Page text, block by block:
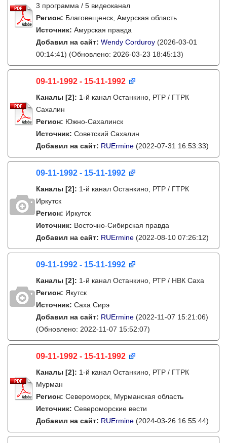
3 программа / 5 видеоканал
Регион: Благовещенск, Амурская область
Источник: Амурская правда
Добавил на сайт: Wendy Corduroy (2026-03-01
00:14:41) (Обновлено: 2026-03-23 18:45:13)
09-11-1992 - 15-11-1992
Каналы [2]: 1-й канал Останкино, РТР / ГТРК
Сахалин
Регион: Южно-Сахалинск
Источник: Советский Сахалин
Добавил на сайт: RUErmine (2022-07-31 16:53:33)
09-11-1992 - 15-11-1992
Каналы [2]: 1-й канал Останкино, РТР / ГТРК
Иркутск
Регион: Иркутск
Источник: Восточно-Сибирская правда
Добавил на сайт: RUErmine (2022-08-10 07:26:12)
09-11-1992 - 15-11-1992
Каналы [2]: 1-й канал Останкино, РТР / НВК Саха
Регион: Якутск
Источник: Саха Сирэ
Добавил на сайт: RUErmine (2022-11-07 15:21:06)
(Обновлено: 2022-11-07 15:52:07)
09-11-1992 - 15-11-1992
Каналы [2]: 1-й канал Останкино, РТР / ГТРК
Мурман
Регион: Североморск, Мурманская область
Источник: Североморские вести
Добавил на сайт: RUErmine (2024-03-26 16:55:44)